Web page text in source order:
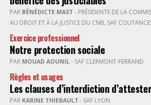
PAR BÉNÉDICTE MAST
AU DROIT ET À LA JUSTICE DU CNB, SAF
Exercice professionnel
Notre protection sociale
PAR MOUAD AOUNIL- SAF CLERMONT-FERRAND
Règles et usages
Les clauses d’interdiction d’attester
PAR KARINE THIEBAULT - SAF LYON